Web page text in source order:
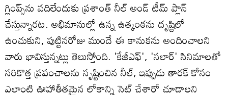
గ్లింప్స్‌ను వదిలేందుకు ప్రశాంత్ నీల్ అండ్ టీమ్ ప్లాన్
చేస్తున్నారట. అభిమానుల్లో ఉన్న ఉత్కంఠను దృష్టిలో
ఉంచుకుని, పుట్టినరోజు ముందే ఈ కానుకను అందించాలని
వారు భావిస్తున్నట్లు తెలుస్తోంది. 'కేజీఎఫ్', 'సలార్' సినిమాలతో
సరికొత్త ప్రపంచాలను సృష్టించిన నీల్, ఇప్పుడు తారక్ కోసం
ఎలాంటి ఊహాతీతమైన లోకాన్ని సెట్ చేశారో చూడాలని